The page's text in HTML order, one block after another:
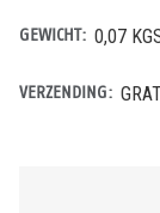
GEWICHT: 0,07
VERZENDING: